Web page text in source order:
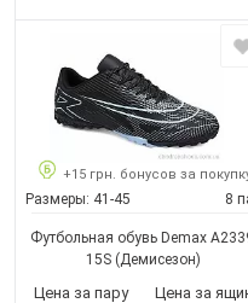
+15 грн. бонусов за
Размеры: 41-45 8
Футбольная обувь Demax
15S (Демисезон)
Цена за пару Цена за